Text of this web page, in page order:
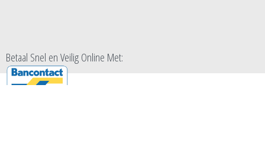
Betaal Snel en Veilig Online Met: